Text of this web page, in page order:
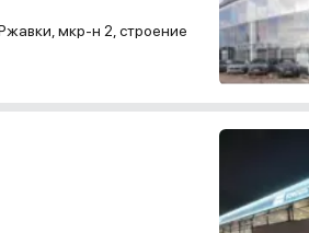
мкр-н 2, строение